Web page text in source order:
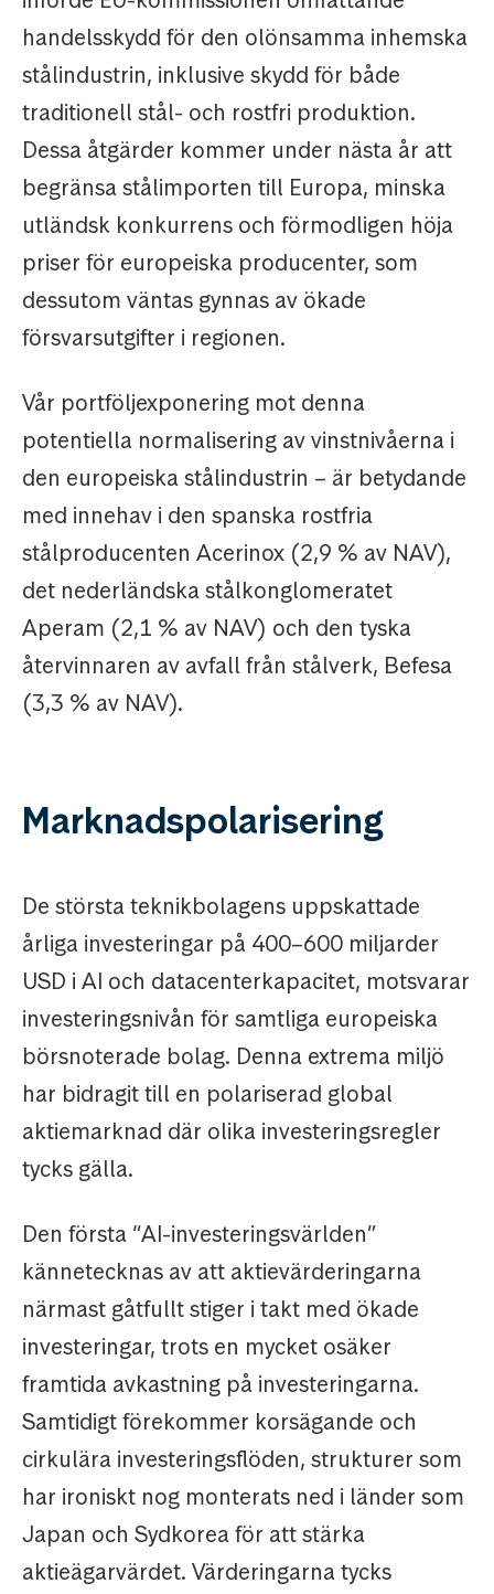
handelsskydd för den olönsamma inhemska
stålindustrin, inklusive skydd för både
traditionell stål- och rostfri produktion.
Dessa åtgärder kommer under nästa år att
begränsa stålimporten till Europa, minska
utländsk konkurrens och förmodligen höja
priser för europeiska producenter, som
dessutom väntas gynnas av ökade
försvarsutgifter i regionen.
Vår portföljexponering mot denna
potentiella normalisering av vinstnivåerna i
den europeiska stålindustrin – är betydande
med innehav i den spanska rostfria
stålproducenten Acerinox (2,9 % av NAV),
det nederländska stålkonglomeratet
Aperam (2,1 % av NAV) och den tyska
återvinnaren av avfall från stålverk, Befesa
(3,3 % av NAV).
Marknadspolarisering
De största teknikbolagens uppskattade
årliga investeringar på 400–600 miljarder
USD i AI och datacenterkapacitet, motsvarar
investeringsnivån för samtliga europeiska
börsnoterade bolag. Denna extrema miljö
har bidragit till en polariserad global
aktiemarknad där olika investeringsregler
tycks gälla.
Den första “AI-investeringsvärlden”
kännetecknas av att aktievärderingarna
närmast gåtfullt stiger i takt med ökade
investeringar, trots en mycket osäker
framtida avkastning på investeringarna.
Samtidigt förekommer korsägande och
cirkulära investeringsflöden, strukturer som
har ironiskt nog monterats ned i länder som
Japan och Sydkorea för att stärka
aktieägarvärdet. Värderingarna tycks